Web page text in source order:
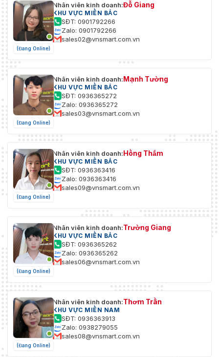
(Đang Online)
Nhân viên kinh doanh:Đỗ Giang
KHU VỰC MIỀN BẮC
SĐT: 0901792266
Zalo: 0901792266
sales02@vnsmart.com.vn
(Đang Online)
Nhân viên kinh doanh:Mạnh Tường
KHU VỰC MIỀN BẮC
SĐT: 0936365272
Zalo: 0936365272
sales03@vnsmart.com.vn
(Đang Online)
Nhân viên kinh doanh:Hồng Thắm
KHU VỰC MIỀN BẮC
SĐT: 0936363416
Zalo: 0936363416
sales09@vnsmart.com.vn
(Đang Online)
Nhân viên kinh doanh:Trường Giang
KHU VỰC MIỀN BẮC
SĐT: 0936365262
Zalo: 0936365262
sales06@vnsmart.com.vn
(Đang Online)
Nhân viên kinh doanh:Thơm Trần
KHU VỰC MIỀN NAM
SĐT: 0936363913
Zalo: 0938279055
sales08@vnsmart.com.vn